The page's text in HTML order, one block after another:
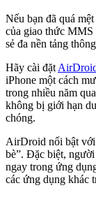
Nếu bạn đã quá
của giao thức MMS
sẻ đa nền tảng
Hãy cài đặt
iPhone một cách
trong nhiều năm
không bị giới hạn
chóng.
AirDroid nổi bật với
bè”. Đặc biệt,
ngay trong ứng
các ứng dụng khác